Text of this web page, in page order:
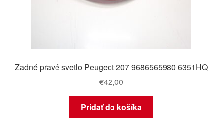
Zadné pravé svetlo Peugeot 207 9686565980 6351HQ
€42,00
Pridať do košíka